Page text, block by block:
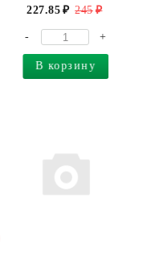
227.85 245
- +
В корзину